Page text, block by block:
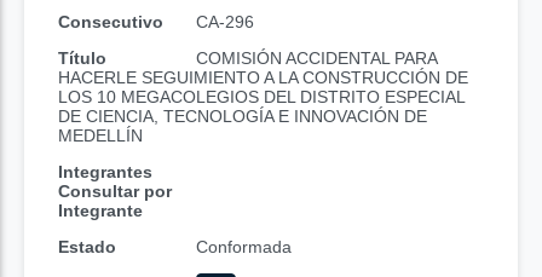
Consecutivo
CA-296
Título
COMISIÓN ACCIDENTAL PARA
HACERLE SEGUIMIENTO A LA CONSTRUCCIÓN DE
LOS 10 MEGACOLEGIOS DEL DISTRITO ESPECIAL
DE CIENCIA, TECNOLOGÍA E INNOVACIÓN DE
MEDELLÍN
Integrantes
Consultar por
Integrante
Estado
Conformada